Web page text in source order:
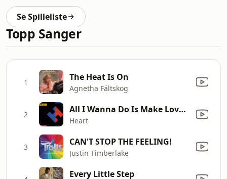
Se Spilleliste
Topp Sanger
1 The Heat Is On
Agnetha Fältskog
2 All I Wanna Do Is Make Love to You
Heart
3 CAN'T STOP THE FEELING!
Justin Timberlake
Every Little Step